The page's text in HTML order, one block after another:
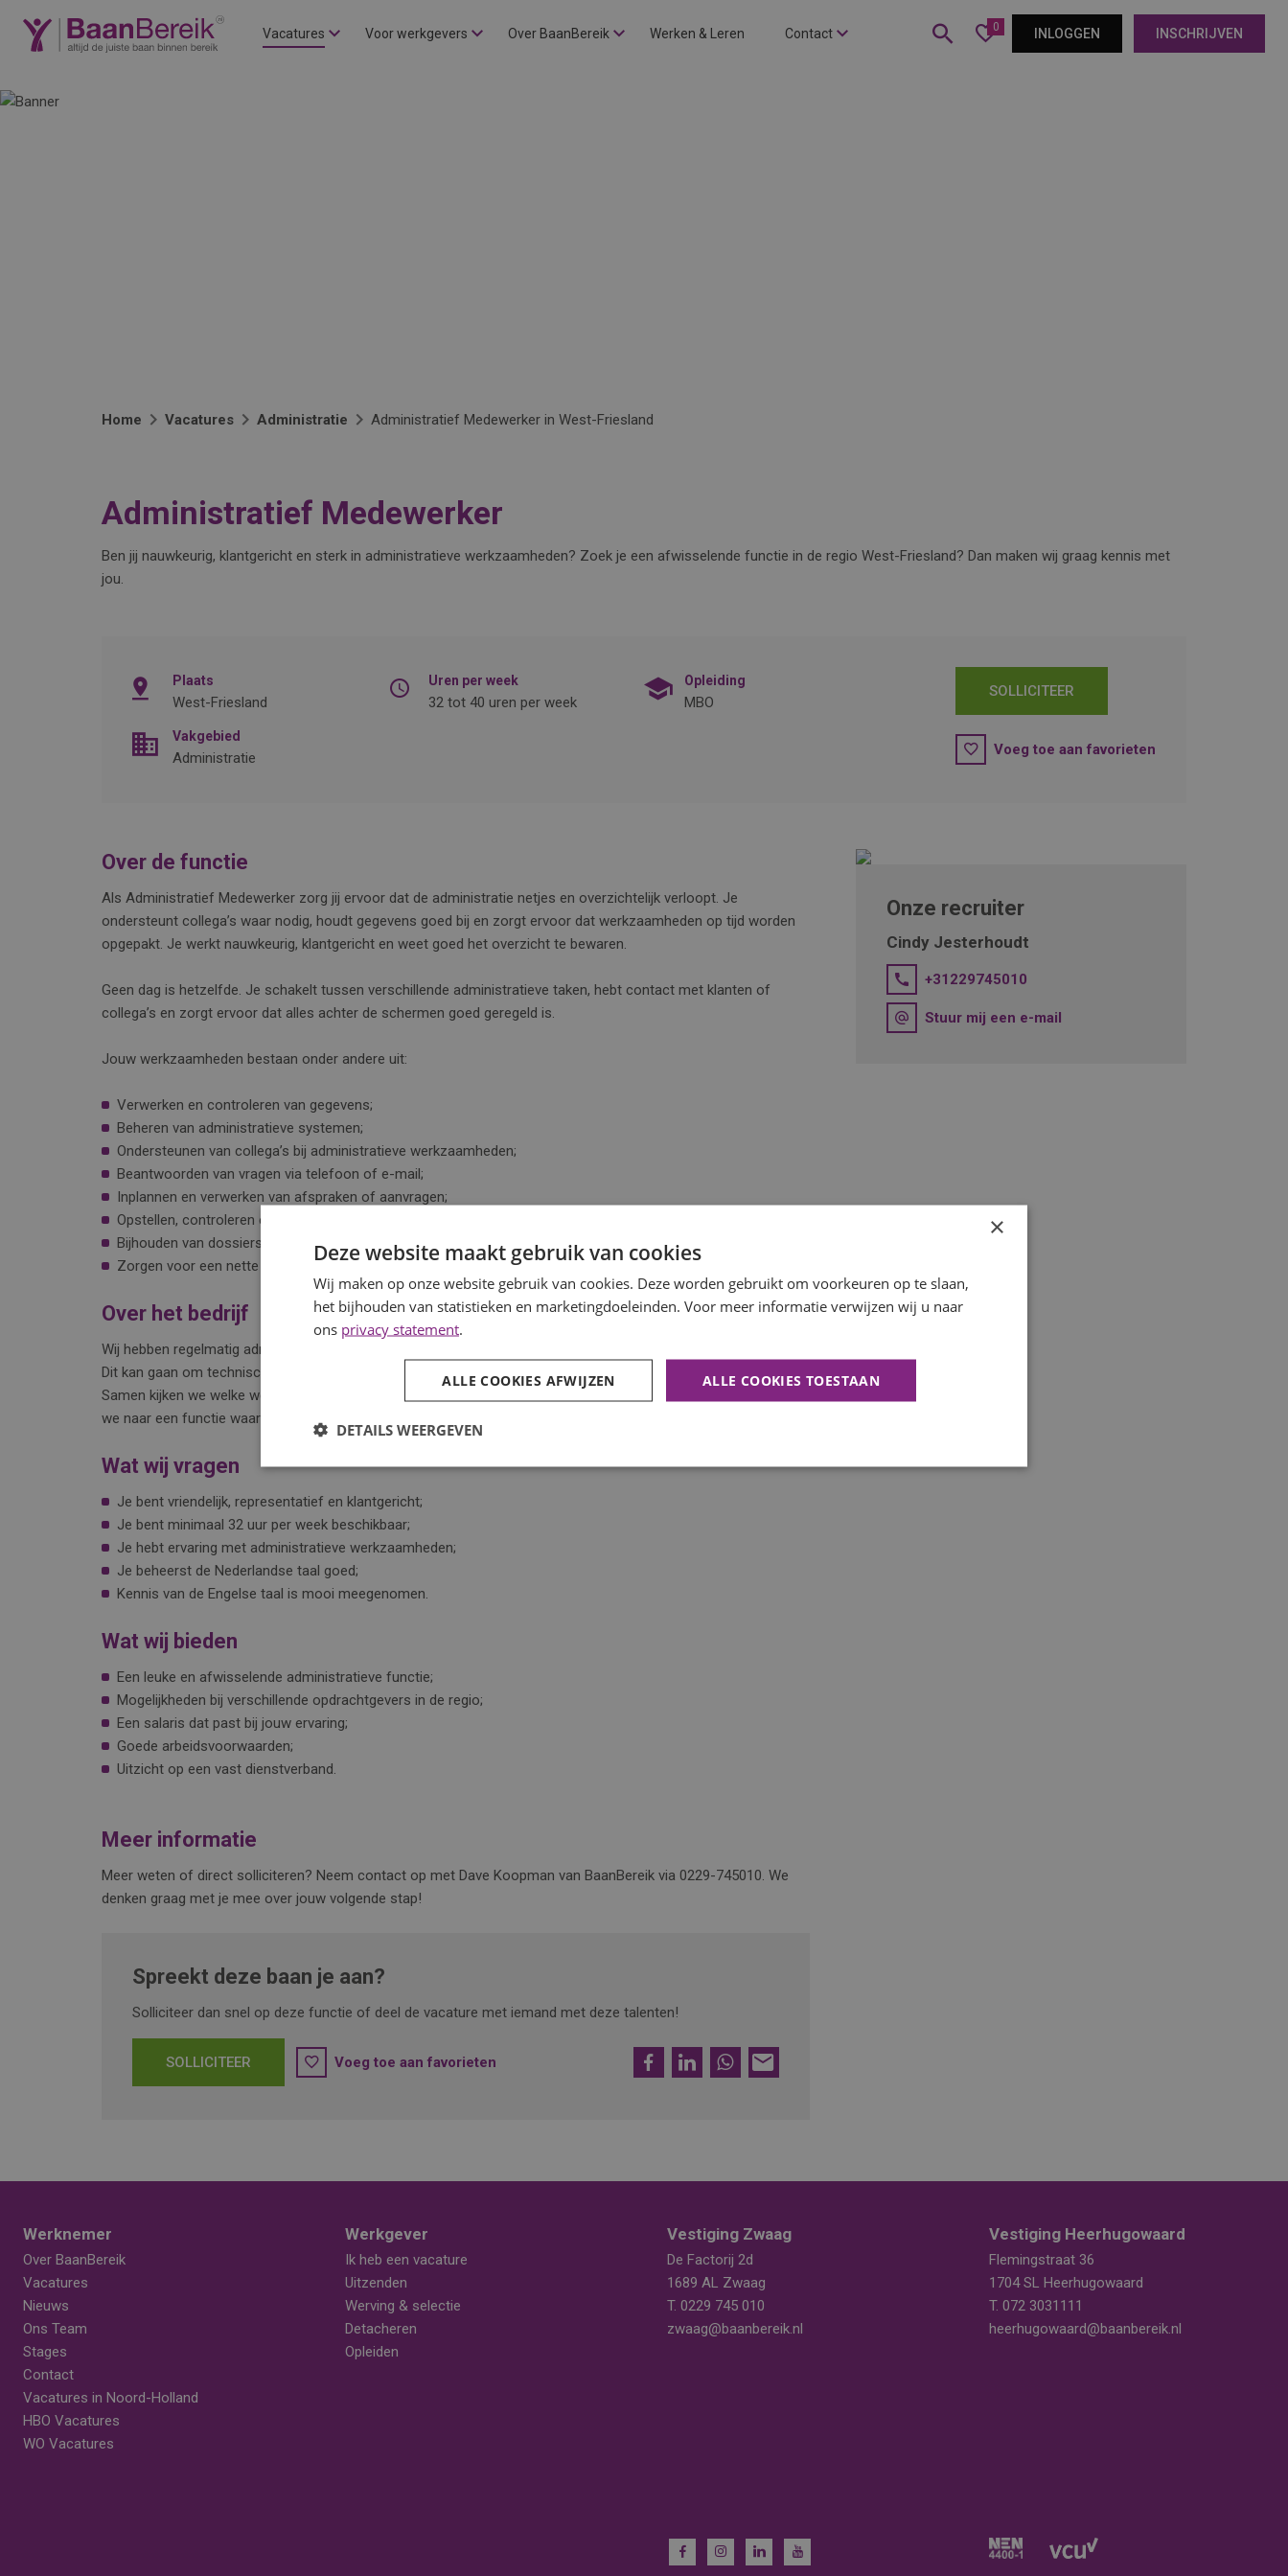
Vacatures Voor werkgevers Over BaanBereik Werken & Leren Contact 0 INLOGGEN INSCHRIJVEN
Home Vacatures Administratie Administratief Medewerker in West-Friesland
Administratief Medewerker
Ben jij nauwkeurig, klantgericht en sterk in administratieve werkzaamheden? Zoek je een afwisselende functie in de regio West-Friesland? Dan maken wij graag kennis met
jou.
Plaats
West-Friesland
Uren per week
32 tot 40 uren per week
Opleiding
MBO
Vakgebied
Administratie
SOLLICITEER
Voeg toe aan favorieten
Over de functie
Als Administratief Medewerker zorg jij ervoor dat de administratie netjes en overzichtelijk verloopt. Je
ondersteunt collega’s waar nodig, houdt gegevens goed bij en zorgt ervoor dat werkzaamheden op tijd worden
opgepakt. Je werkt nauwkeurig, klantgericht en weet goed het overzicht te bewaren.
Geen dag is hetzelfde. Je schakelt tussen verschillende administratieve taken, hebt contact met klanten of
collega’s en zorgt ervoor dat alles achter de schermen goed geregeld is.
Jouw werkzaamheden bestaan onder andere uit:
Verwerken en controleren van gegevens;
Beheren van administratieve systemen;
Ondersteunen van collega’s bij administratieve werkzaamheden;
Beantwoorden van vragen via telefoon of e-mail;
Inplannen en verwerken van afspraken of aanvragen;
Opstellen, controleren en verwerken van documenten;
Bijhouden van dossiers en administratieve overzichten;
Zorgen voor een nette en gestructureerde administratie.
Over het bedrijf
Wij hebben regelmatig administratieve vacatures openstaan bij verschillende bedrijven in de regio West-Friesland.
Dit kan gaan om technische organisaties, productiebedrijven, dienstverlenende bedrijven of andere organisaties.
Samen kijken we welke werkomgeving het beste past bij jouw ervaring, wensen en beschikbaarheid. Zo zoeken
we naar een functie waarin jij jouw administratieve kwaliteiten goed kunt inzetten.
Wat wij vragen
Je bent vriendelijk, representatief en klantgericht;
Je bent minimaal 32 uur per week beschikbaar;
Je hebt ervaring met administratieve werkzaamheden;
Je beheerst de Nederlandse taal goed;
Kennis van de Engelse taal is mooi meegenomen.
Wat wij bieden
Een leuke en afwisselende administratieve functie;
Mogelijkheden bij verschillende opdrachtgevers in de regio;
Een salaris dat past bij jouw ervaring;
Goede arbeidsvoorwaarden;
Uitzicht op een vast dienstverband.
Meer informatie
Meer weten of direct solliciteren? Neem contact op met Dave Koopman van BaanBereik via 0229-745010. We
denken graag met je mee over jouw volgende stap!
Spreekt deze baan je aan?
Solliciteer dan snel op deze functie of deel de vacature met iemand met deze talenten!
FacebookLinkedInWhatsApp
E-
mail
SOLLICITEER Voeg toe aan favorieten
Onze recruiter
Cindy Jesterhoudt
+31229745010
Stuur mij een e-mail
Werknemer
Over BaanBereik
Vacatures
Nieuws
Ons Team
Stages
Contact
Vacatures in Noord-Holland
HBO Vacatures
WO Vacatures
Werkgever
Ik heb een vacature
Uitzenden
Werving & selectie
Detacheren
Opleiden
Vestiging Zwaag
De Factorij 2d
1689 AL Zwaag
T. 0229 745 010
zwaag@baanbereik.nl
Vestiging Heerhugowaard
Flemingstraat 36
1704 SL Heerhugowaard
T. 072 3031111
heerhugowaard@baanbereik.nl
×
Deze website maakt gebruik van cookies
Wij maken op onze website gebruik van cookies. Deze worden gebruikt om voorkeuren op te slaan,
het bijhouden van statistieken en marketingdoeleinden. Voor meer informatie verwijzen wij u naar
ons privacy statement.
ALLE COOKIES TOESTAAN
ALLE COOKIES AFWIJZEN
DETAILS WEERGEVEN